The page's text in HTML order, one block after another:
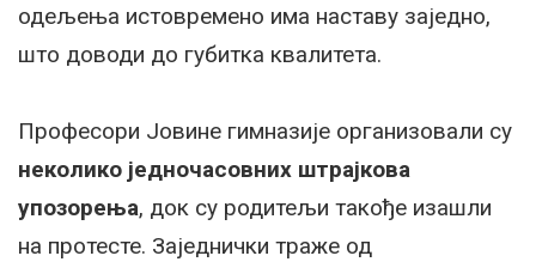
одељења истовремено има наставу заједно,
што доводи до губитка квалитета.
Професори Јовине гимназије организовали су
неколико једночасовних штрајкова
упозорења, док су родитељи такође изашли
на протесте. Заједнички траже од